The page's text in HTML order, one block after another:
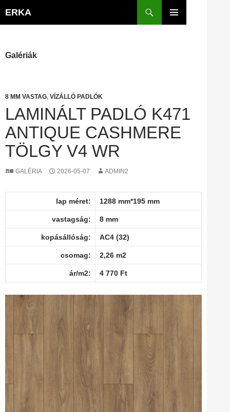
ERKA
Galériák
8 MM VASTAG, VÍZÁLLÓ PADLÓK
LAMINÁLT PADLÓ K471
ANTIQUE CASHMERE
TÖLGY V4 WR
GALÉRIA 2026-05-07 ADMIN2
lap méret: 1288 mm*195 mm
vastagság: 8 mm
kopásállóság: AC4 (32)
csomag: 2,26 m2
ár/m2: 4 770 Ft